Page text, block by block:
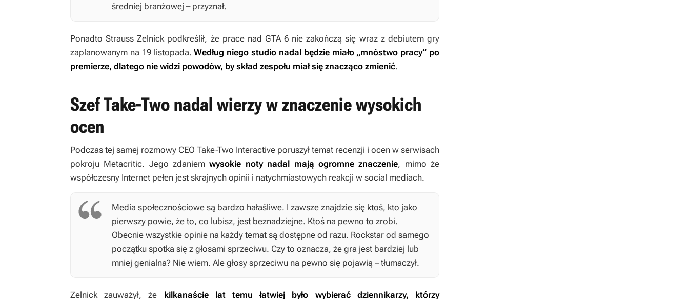
średniej branżowej – przyznał.
Ponadto Strauss Zelnick podkreślił, że prace nad GTA 6 nie zakończą się wraz z debiutem gry
zaplanowanym na 19 listopada.Według niego studio nadal będzie miało „mnóstwo pracy” po
premierze, dlatego nie widzi powodów, by skład zespołu miał się znacząco zmienić.
Szef Take-Two nadal wierzy w znaczenie wysokich
ocen
Podczas tej samej rozmowy CEO Take-Two Interactive poruszył temat recenzji i ocen w serwisach
pokroju Metacritic. Jego zdaniemwysokie noty nadal mają ogromne znaczenie, mimo że
współczesny Internet pełen jest skrajnych opinii i natychmiastowych reakcji w social mediach.
Media społecznościowe są bardzo hałaśliwe. I zawsze znajdzie się ktoś, kto jako
pierwszy powie, że to, co lubisz, jest beznadziejne. Ktoś na pewno to zrobi.
Obecnie wszystkie opinie na każdy temat są dostępne od razu. Rockstar od samego
początku spotka się z głosami sprzeciwu. Czy to oznacza, że gra jest bardziej lub
mniej genialna? Nie wiem. Ale głosy sprzeciwu na pewno się pojawią – tłumaczył.
Zelnick zauważył, że kilkanaście lat temu łatwiej było wybierać dziennikarzy, którzy